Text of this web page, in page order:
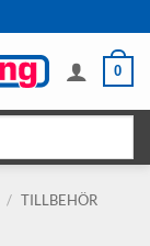
0
/ TILLBEHÖR